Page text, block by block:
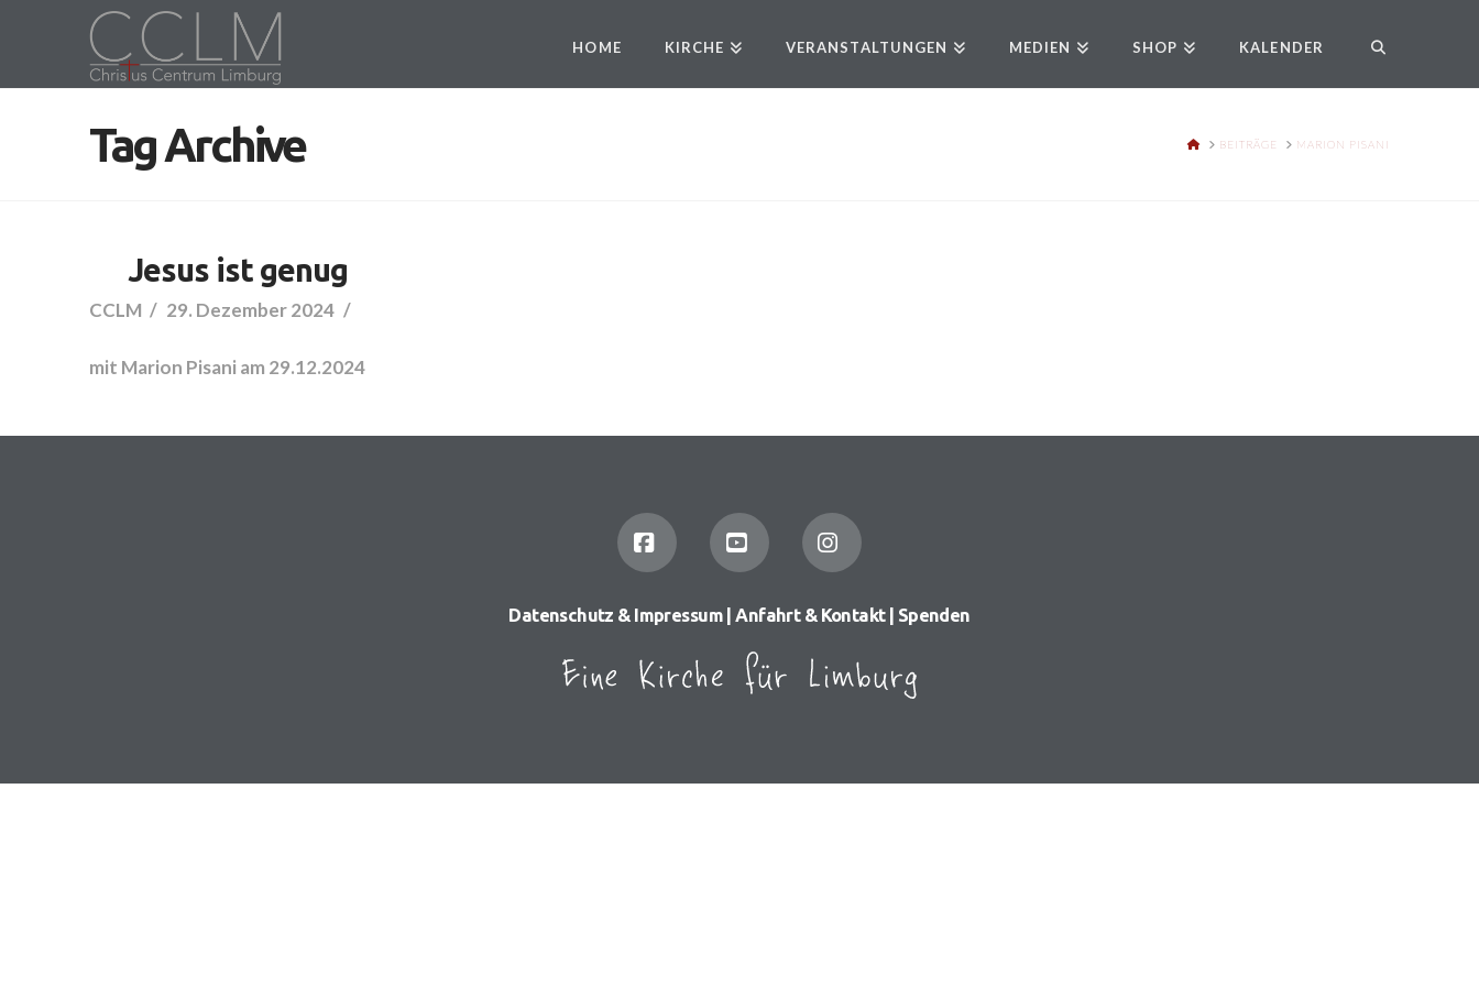
HOME KIRCHE VERANSTALTUNGEN MEDIEN SHOP KALENDER
Tag Archive HOMEBEITRÄGE MARION PISANI
Jesus ist genug
CCLM 29. Dezember 2024
mit Marion Pisani am 29.12.2024
Datenschutz & Impressum Anfahrt & Kontakt Spenden